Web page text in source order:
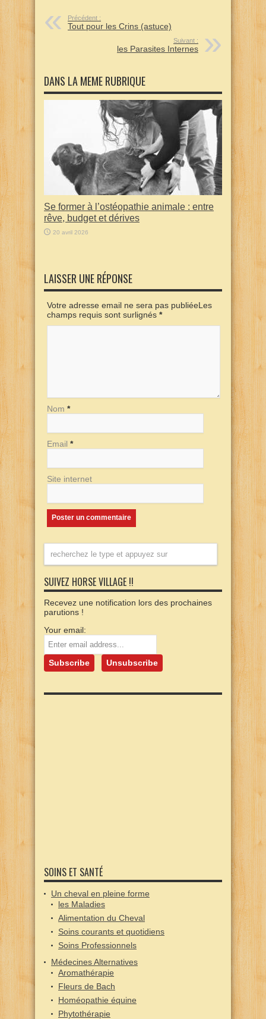
Précédent :
Tout pour les Crins (astuce)
Suivant :
les Parasites Internes
DANS LA MEME RUBRIQUE
Se former à l’ostéopathie animale : entre
rêve, budget et dérives
20 avril 2026
LAISSER UNE RÉPONSE
Votre adresse email ne sera pas publiéeLes
champs requis sont surlignés *
Nom *
Email *
Site internet
SUIVEZ HORSE VILLAGE !!
Recevez une notification lors des prochaines
parutions !
Your email:
SOINS ET SANTÉ
Un cheval en pleine forme
les Maladies
Alimentation du Cheval
Soins courants et quotidiens
Soins Professionnels
Médecines Alternatives
Aromathérapie
Fleurs de Bach
Homéopathie équine
Phytothérapie